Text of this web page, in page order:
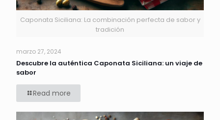
Caponata Siciliana: La combinación perfecta de sabor y
tradición
marzo 27, 2024
Descubre la auténtica Caponata Siciliana: un viaje de
sabor
Read more